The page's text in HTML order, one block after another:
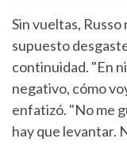
Sin vueltas,
supuesto
continuidad. "En
negativo, cómo
enfatizó. "No me
hay que levantar.